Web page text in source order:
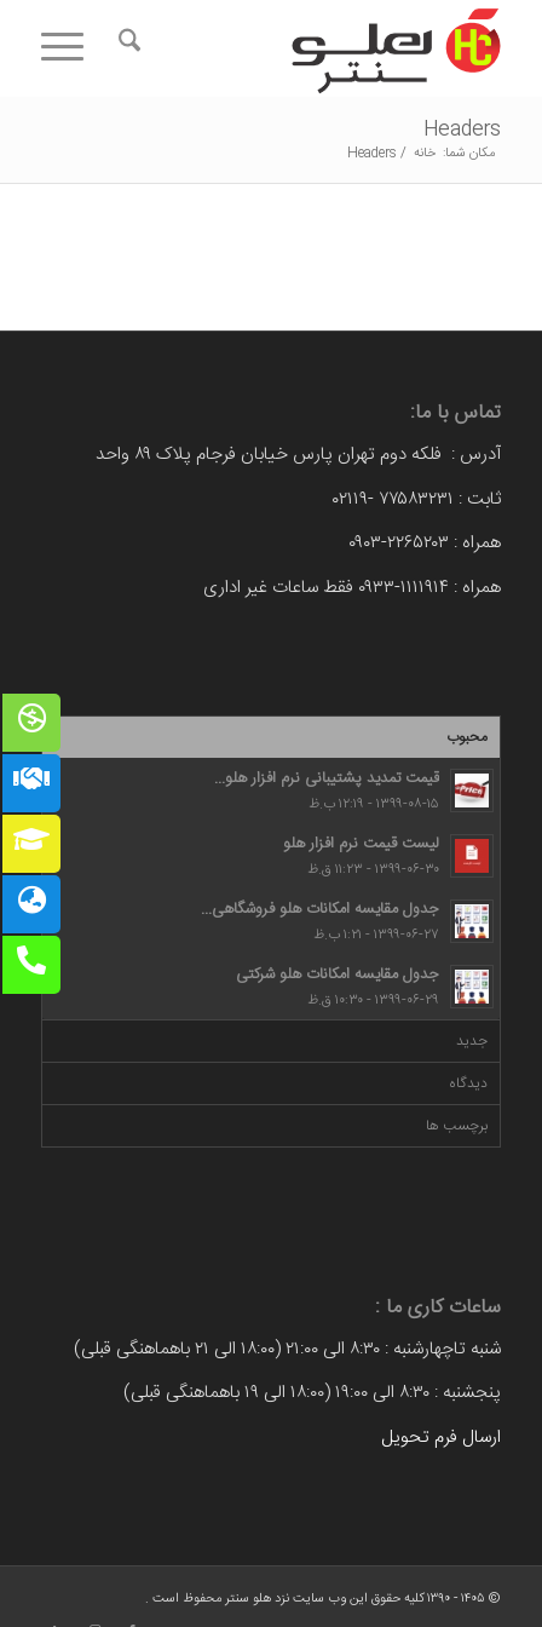
Headers
مکان شما: خانه /
Headers
تماس با ما:
آدرس : فلکه دوم تهران پارس خیابان فرجام پلاک ۸۹ واحد
ثابت : ۷۷۵۸۳۲۳۱ -۰۲۱۱۹
همراه : ۲۲۶۵۲۰۳-۰۹۰۳
همراه : ۱۱۱۱۹۱۴-۰۹۳۳ فقط ساعات غیر اداری
محبوب
قیمت تمدید پشتیبانی نرم افزار هلو...
۱۳۹۹-۰۸-۱۵ - ۱۲:۱۹ ب.ظ
لیست قیمت نرم افزار هلو
۱۳۹۹-۰۶-۳۰ - ۱۱:۲۳ ق.ظ
جدول مقایسه امکانات هلو فروشگاهی...
۱۳۹۹-۰۶-۲۷ - ۱:۲۱ ب.ظ
جدول مقایسه امکانات هلو شرکتی
۱۳۹۹-۰۶-۲۹ - ۱۰:۳۰ ق.ظ
جدید
دیدگاه
برچسب ها
ساعات کاری ما :
شنبه تاچهارشنبه : ۸:۳۰ الی ۲۱:۰۰ (۱۸:۰۰ الی ۲۱ باهماهنگی قبلی)
پنجشنبه : ۸:۳۰ الی ۱۹:۰۰ (۱۸:۰۰ الی ۱۹ باهماهنگی قبلی)
ارسال فرم تحویل
© ۱۴۰۵ - ۱۳۹۰ کلیه حقوق این وب سایت نزد هلو سنتر محفوظ است .